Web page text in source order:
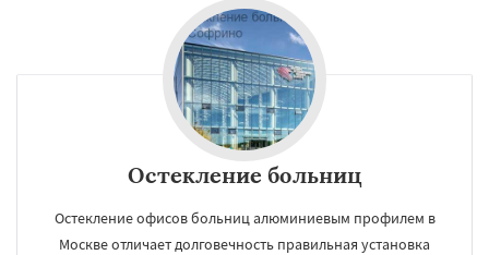
Остекление больниц
Остекление офисов больниц алюминиевым профилем в
Москве отличает долговечность правильная установка